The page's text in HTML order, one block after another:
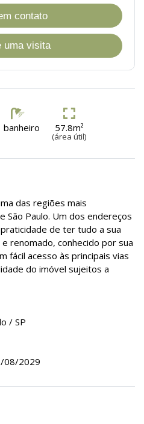
contato
uma visita
banheiro 57.8m²
(área útil)
das regiões mais
São Paulo. Um dos endereços
de ter tudo a sua
renomado, conhecido por sua
fácil acesso às principais vias
do imóvel sujeitos a
/ SP
08/2029